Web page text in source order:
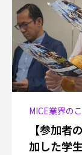
MICE業界の
【参加者
加した学